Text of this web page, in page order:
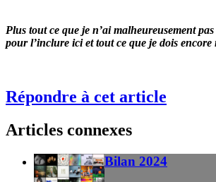
Plus tout ce que je n’ai malheureusement
pour l’inclure ici et tout ce que je dois encore
Répondre à cet article
Articles connexes
Bilan 2024